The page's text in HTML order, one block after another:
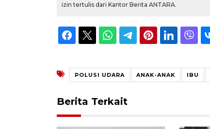
izin tertulis dari Kantor Berita ANTARA.
POLUSI UDARA ANAK-ANAK IBU
Berita Terkait